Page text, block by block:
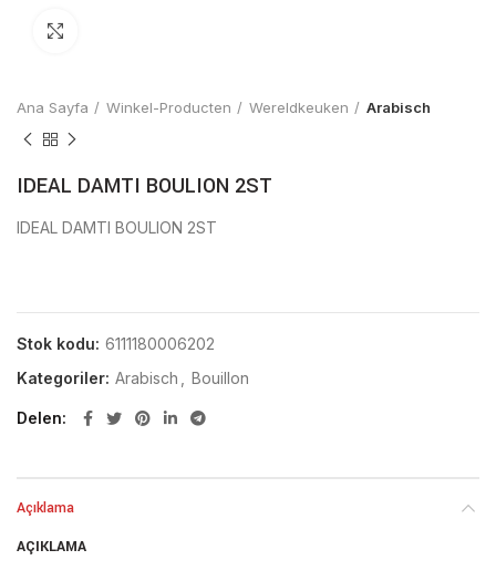
Ana Sayfa Winkel-Producten Wereldkeuken Arabisch
IDEAL DAMTI BOULION 2ST
IDEAL DAMTI BOULION 2ST
Stok kodu: 6111180006202
Kategoriler: Arabisch Bouillon
Delen
Açıklama
AÇIKLAMA